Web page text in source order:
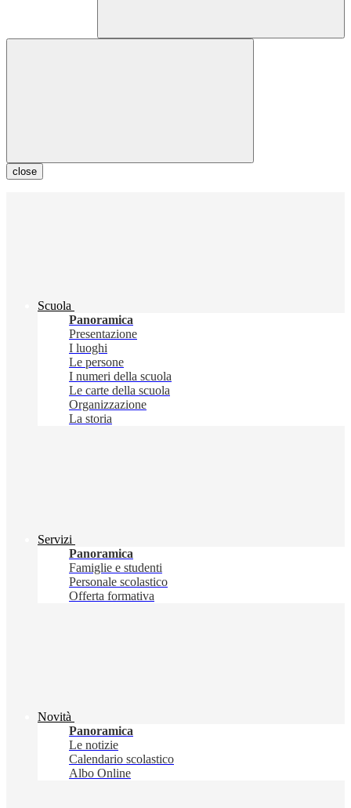
close
Scuola
Panoramica
Presentazione
I luoghi
Le persone
I numeri della scuola
Le carte della scuola
Organizzazione
La storia
Servizi
Panoramica
Famiglie e studenti
Personale scolastico
Offerta formativa
Novità
Panoramica
Le notizie
Calendario scolastico
Albo Online